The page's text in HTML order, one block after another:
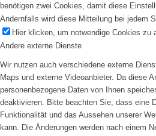
benötigen zwei Cookies, damit diese
Andernfalls wird diese Mitteilung bei jedem
Hier klicken, um notwendige Cookies zu
Andere externe Dienste
Wir nutzen auch verschiedene externe
Maps und externe Videoanbieter. Da diese
personenbezogene Daten von Ihnen
deaktivieren. Bitte beachten Sie, dass eine
Funktionalität und das Aussehen unserer
kann. Die Änderungen werden nach einem